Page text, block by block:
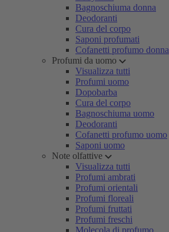
Bagnoschiuma donna
Deodoranti
Cura del corpo
Saponi profumati
Cofanetti profumo donna
Profumi da uomo
Visualizza tutti
Profumi uomo
Dopobarba
Cura del corpo
Bagnoschiuma uomo
Deodoranti
Cofanetti profumo uomo
Saponi uomo
Note olfattive
Visualizza tutti
Profumi ambrati
Profumi orientali
Profumi floreali
Profumi fruttati
Profumi freschi
Molecola di profumo